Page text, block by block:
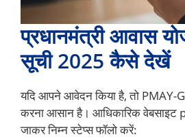
प्रधानमंत्री आवास
सूची 2025 कैसे देखें
यदि आपने आवेदन किया है, तो
करना आसान है। आधिकारिक वेबसाइट
जाकर निम्न स्टेप्स फॉलो करें: